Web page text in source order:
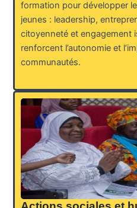
formation pour développer
jeunes : leadership,
citoyenneté et engagement
renforcent l’autonomie et
communautés.